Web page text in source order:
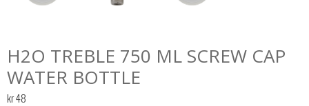
H2O TREBLE 750 ML SCREW CAP
WATER BOTTLE
kr48